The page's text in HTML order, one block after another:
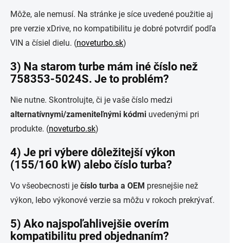
Môže, ale nemusí. Na stránke je síce uvedené použitie aj
pre verzie xDrive, no kompatibilitu je dobré potvrdiť podľa
VIN a čísiel dielu. (noveturbo.sk)
3) Na starom turbe mám iné číslo než
758353-5024S. Je to problém?
Nie nutne. Skontrolujte, či je vaše číslo medzi
alternatívnymi/zameniteľnými kódmi uvedenými pri
produkte. (noveturbo.sk)
4) Je pri výbere dôležitejší výkon
(155/160 kW) alebo číslo turba?
Vo všeobecnosti je číslo turba a OEM presnejšie než
výkon, lebo výkonové verzie sa môžu v rokoch prekrývať.
5) Ako najspoľahlivejšie overím
kompatibilitu pred objednaním?